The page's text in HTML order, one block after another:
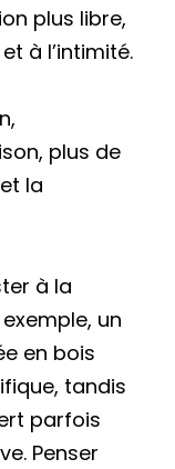
plus libre,
à l’intimité.
plus de
la
à la
un
en bois
tandis
parfois
Penser